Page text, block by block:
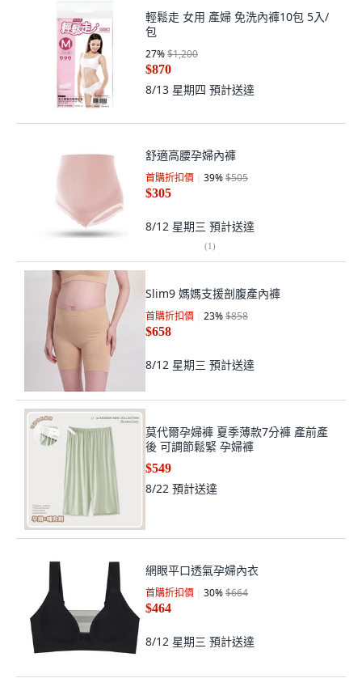
輕鬆走 女用 產婦 免洗內褲10包 5入/
包
27%$1,200
$870
8/13 星期四 預計送達
舒適高腰孕婦內褲
首購折扣價 39%$505
$305
8/12 星期三 預計送達
(1)
Slim9 媽媽支援剖腹產內褲
首購折扣價 23%$858
$658
8/12 星期三 預計送達
莫代爾孕婦褲 夏季薄款7分褲 產前產
後 可調節鬆緊 孕婦褲
$549
8/22 預計送達
網眼平口透氣孕婦內衣
首購折扣價 30%$664
$464
8/12 星期三 預計送達